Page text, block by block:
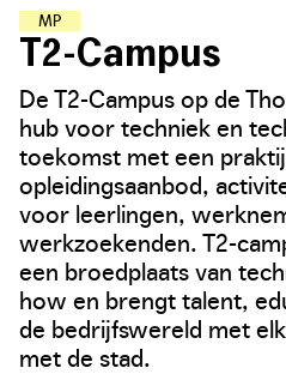
MA
A
K
L
E
E
R
P
T2-Campus
De T2-Campus op de
hub voor techniek en
toekomst met een
opleidingsaanbod,
voor leerlingen,
werkzoekenden. T2-
een broedplaats van
how en brengt talent,
de bedrijfswereld met
met de stad.